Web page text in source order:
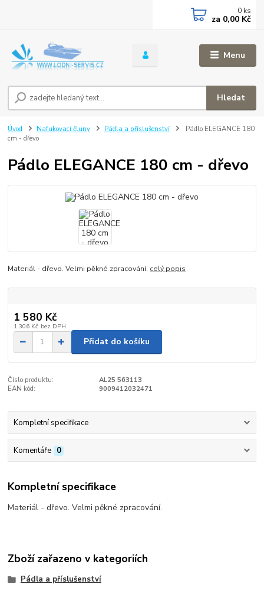
Menu
Hledat
0 ks
za 0,00 Kč
Úvod Nafukovací čluny Pádla a příslušenství
Pádlo ELEGANCE 180
cm - dřevo
Pádlo ELEGANCE 180 cm - dřevo
Materiál - dřevo. Velmi pěkné zpracování. celý popis
1 580 Kč
1 306 Kč bez DPH
Přidat do košíku
Číslo produktu:
AL25 563113
EAN kód:
9009412032471
Kompletní specifikace
Komentáře 0
Kompletní specifikace
Materiál - dřevo. Velmi pěkné zpracování.
Zboží zařazeno v kategoriích
Pádla a příslušenství